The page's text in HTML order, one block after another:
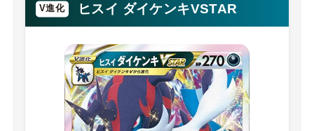
ヒスイ ダイケンキVSTAR